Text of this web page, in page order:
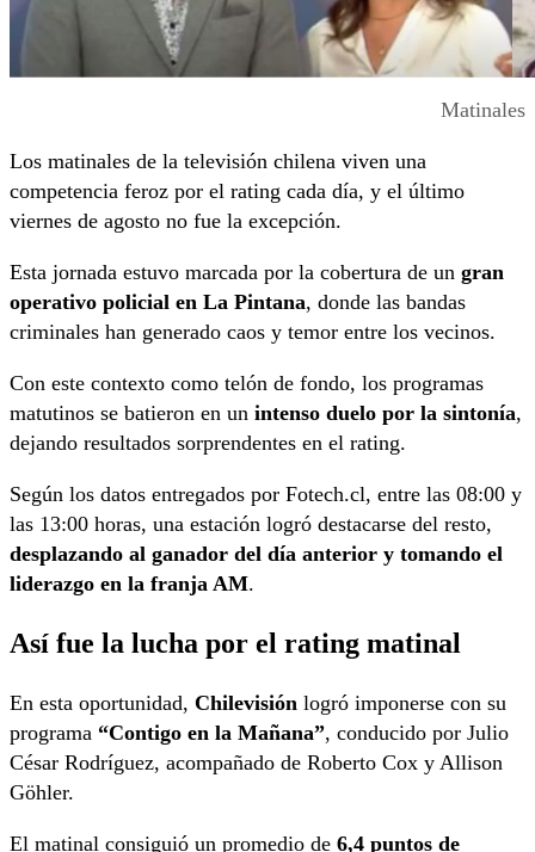
Matinales
Los matinales de la televisión chilena viven una
competencia feroz por el rating cada día, y el último
viernes de agosto no fue la excepción.
Esta jornada estuvo marcada por la cobertura de un gran
operativo policial en La Pintana, donde las bandas
criminales han generado caos y temor entre los vecinos.
Con este contexto como telón de fondo, los programas
matutinos se batieron en un intenso duelo por la sintonía,
dejando resultados sorprendentes en el rating.
Según los datos entregados por Fotech.cl, entre las 08:00 y
las 13:00 horas, una estación logró destacarse del resto,
desplazando al ganador del día anterior y tomando el
liderazgo en la franja AM.
Así fue la lucha por el rating matinal
En esta oportunidad, Chilevisión logró imponerse con su
programa “Contigo en la Mañana”, conducido por Julio
César Rodríguez, acompañado de Roberto Cox y Allison
Göhler.
El matinal consiguió un promedio de 6,4 puntos de